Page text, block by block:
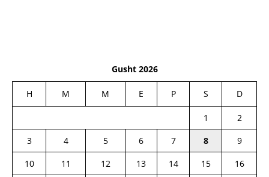
Gusht 2026
H M M E P S D
1
2
3
4 5 6 7 8
9
10
11 12 13 14 15
16